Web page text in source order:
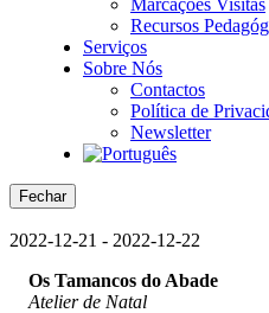
Marcações Visitas
Recursos
Serviços
Sobre Nós
Contactos
Política de
Newsletter
Fechar
2022-12-21 - 2022-12-22
Os Tamancos do Abade
Atelier de Natal